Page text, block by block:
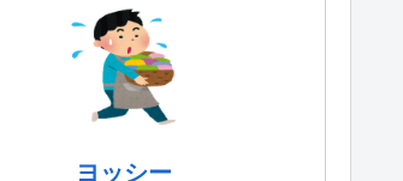
ヨッシー